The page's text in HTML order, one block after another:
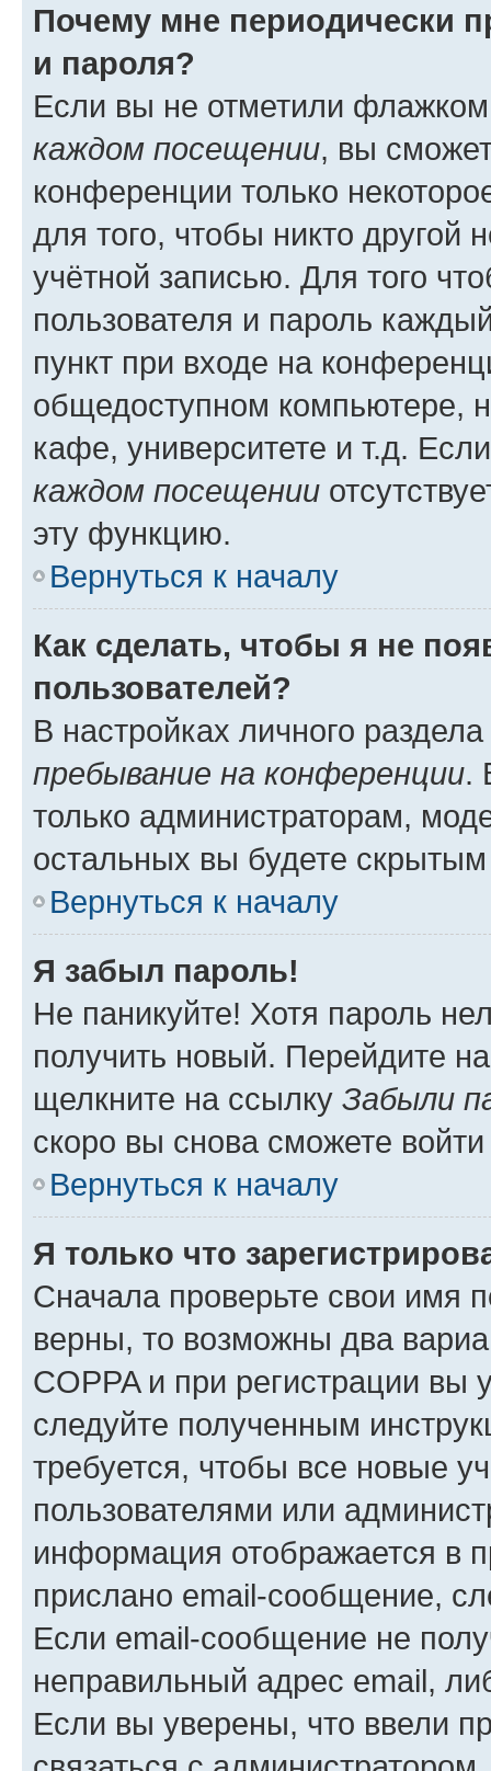
Почему мне периодически
и пароля?
Если вы не отметили
каждом посещении, вы
конференции только
для того, чтобы никто другой
учётной записью. Для того
пользователя и пароль
пункт при входе на
общедоступном компьютере,
кафе, университете и т.д.
каждом посещении
эту функцию.
Вернуться к началу
Как сделать, чтобы я не
пользователей?
В настройках личного
пребывание на конференции.
только администраторам,
остальных вы будете
Вернуться к началу
Я забыл пароль!
Не паникуйте! Хотя пароль
получить новый. Перейдите
щелкните на ссылку Забыли
скоро вы снова сможете
Вернуться к началу
Я только что
Сначала проверьте свои имя
верны, то возможны два
COPPA и при регистрации вы
следуйте полученным
требуется, чтобы все новые
пользователями или
информация отображается в
прислано email-сообщение,
Если email-сообщение не
неправильный адрес email,
Если вы уверены, что ввели